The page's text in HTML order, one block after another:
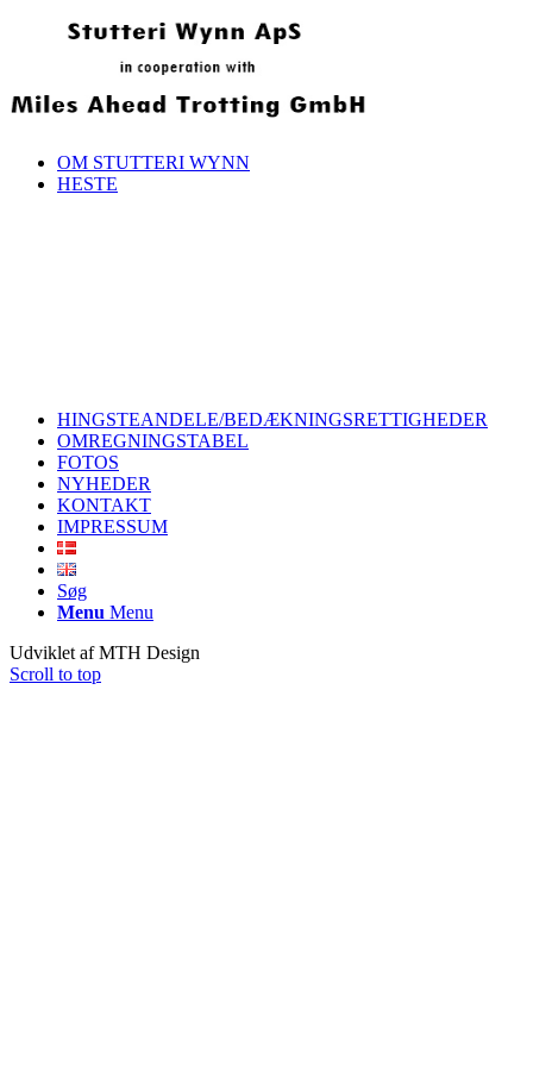
OM STUTTERI WYNN
HESTE
HINGSTEANDELE/BEDÆKNINGSRETTIGHEDER
OMREGNINGSTABEL
FOTOS
NYHEDER
KONTAKT
IMPRESSUM
Søg
Menu Menu
Udviklet af MTH Design
Scroll to top